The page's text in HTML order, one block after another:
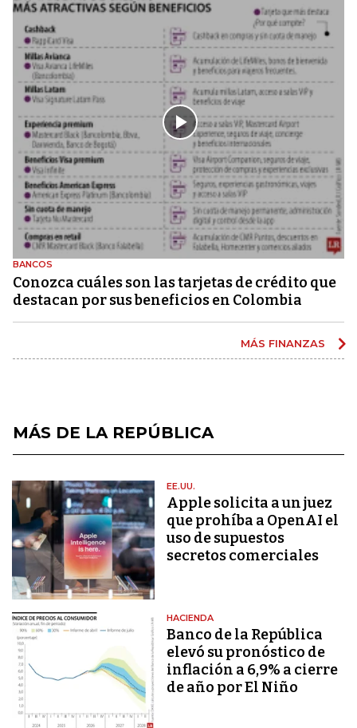
BANCOS
Conozca cuáles son las tarjetas de crédito que
destacan por sus beneficios en Colombia
MÁS FINANZAS
MÁS DE LA REPÚBLICA
EE.UU.
Apple solicita a un juez
que prohíba a OpenAI el
uso de supuestos
secretos comerciales
HACIENDA
Banco de la República
elevó su pronóstico de
inflación a 6,9% a cierre
de año por El Niño